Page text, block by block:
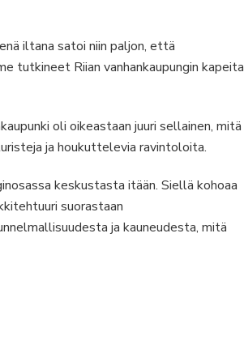
iltana satoi niin paljon, että
tutkineet Riian vanhankaupungin kapeita
oli oikeastaan juuri sellainen, mitä
ja houkuttelevia ravintoloita.
keskustasta itään. Siellä kohoaa
suorastaan
ja kauneudesta, mitä